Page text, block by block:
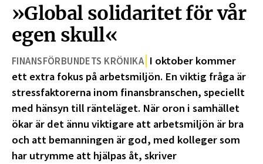
»Global solidaritet för vår
egen skull«
FINANSFÖRBUNDETS KRÖNIKA I oktober kommer
ett extra fokus på arbetsmiljön. En viktig fråga är
stressfaktorerna inom finansbranschen, speciellt
med hänsyn till ränteläget. När oron i samhället
ökar är det ännu viktigare att arbets­miljön är bra
och att bemanningen är god, med kolleger som
har utrymme att hjälpas åt, skriver